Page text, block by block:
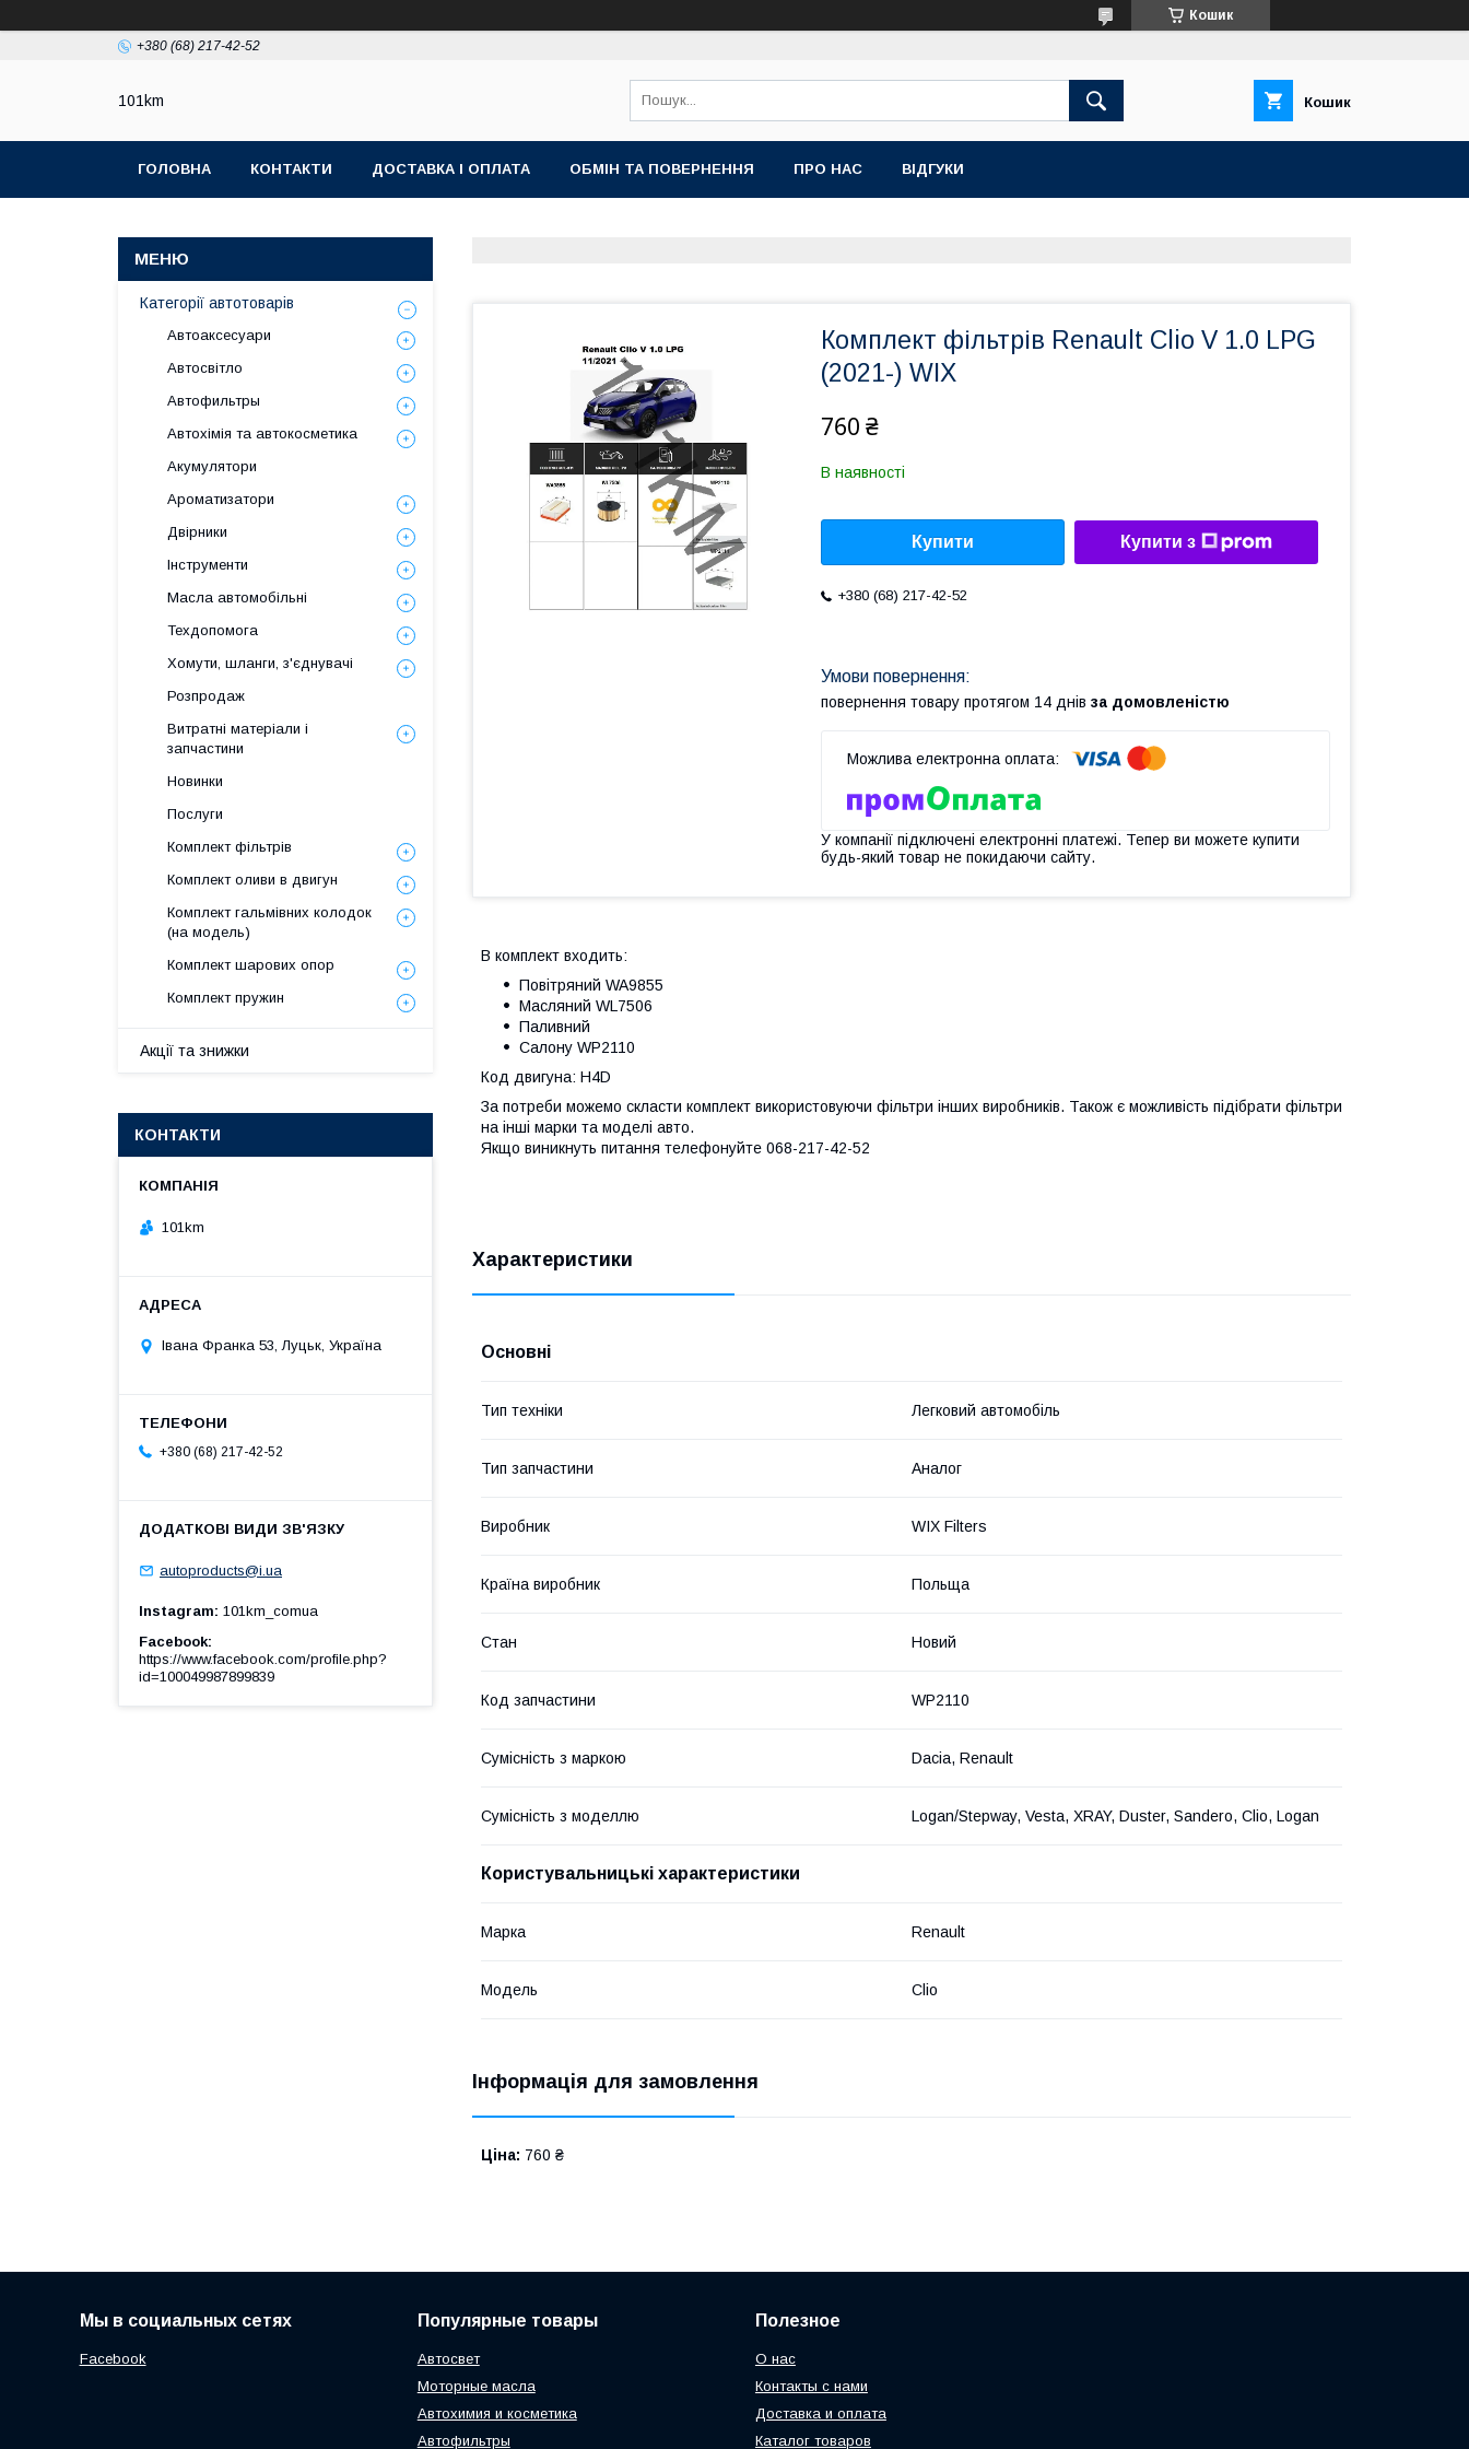
Кошик
+380 (68) 217-42-52
101km Кошик
ГОЛОВНА КОНТАКТИ ДОСТАВКА І ОПЛАТА ОБМІН ТА ПОВЕРНЕННЯ ПРО НАС ВІДГУКИ
Комплект фільтрів Renault Clio V 1.0 LPG
(2021-) WIX
760 ₴
В наявності
Купити Купити з
+380 (68) 217-42-52
повернення товару протягом 14 днів за домовленістю
У компанії підключені електронні платежі. Тепер ви можете купити
будь-який товар не покидаючи сайту.
В комплект входить:
Повітряний WA9855
Масляний WL7506
Паливний
Салону WP2110
Код двигуна: H4D
За потреби можемо скласти комплект використовуючи фільтри інших виробників. Також є можливість підібрати фільтри
на інші марки та моделі авто.
Якщо виникнуть питання телефонуйте 068-217-42-52
Характеристики
Основні
Тип техніки Легковий автомобіль
Тип запчастини Аналог
Виробник WIX Filters
Країна виробник Польща
Стан Новий
Код запчастини WP2110
Сумісність з маркою Dacia, Renault
Сумісність з моделлю Logan/Stepway, Vesta, XRAY, Duster, Sandero, Clio, Logan
Користувальницькі характеристики
Марка Renault
Модель Clio
Інформація для замовлення
Ціна: 760 ₴
Категорії автотоварів
Автоаксесуари
Автосвітло
Автофильтры
Автохімія та автокосметика
Акумулятори
Ароматизатори
Двірники
Інструменти
Масла автомобільні
Техдопомога
Хомути, шланги, з'єднувачі
Розпродаж
Витратні матеріали і
запчастини
Новинки
Послуги
Комплект фільтрів
Комплект оливи в двигун
Комплект гальмівних колодок
(на модель)
Комплект шарових опор
Комплект пружин
Акції та знижки
КОНТАКТИ
101km
Івана Франка 53, Луцьк, Україна
+380 (68) 217-42-52
autoproducts@i.ua
Instagram 101km_comua
Facebook
https://www.facebook.com/profile.php?
id=100049987899839
Мы в социальных сетях
Facebook
Популярные товары
Автосвет
Моторные масла
Автохимия и косметика
Автофильтры
Полезное
О нас
Контакты с нами
Доставка и оплата
Каталог товаров